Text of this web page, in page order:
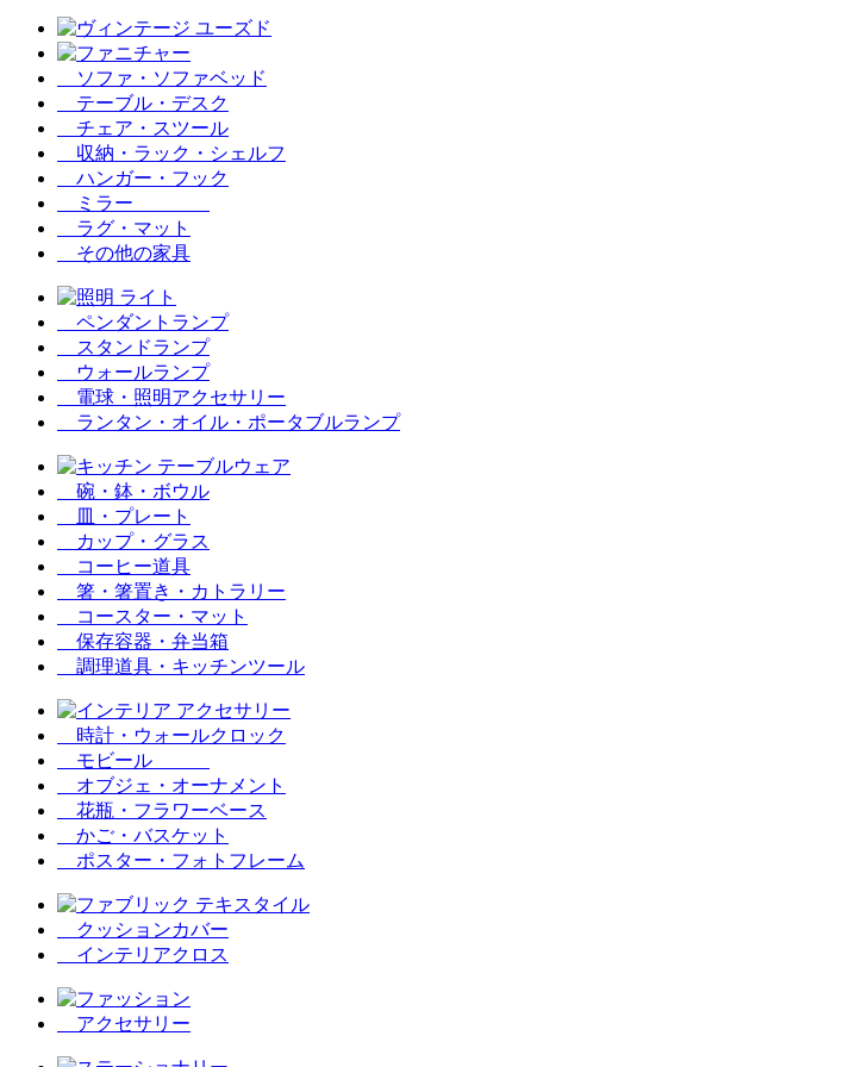
ソファ・ソファベッド
テーブル・デスク
チェア・スツール
収納・ラック・シェルフ
ハンガー・フック
ミラー
ラグ・マット
その他の家具
ペンダントランプ
スタンドランプ
ウォールランプ
電球・照明アクセサリー
ランタン・オイル・ポータブルランプ
碗・鉢・ボウル
皿・プレート
カップ・グラス
コーヒー道具
箸・箸置き・カトラリー
コースター・マット
保存容器・弁当箱
調理道具・キッチンツール
時計・ウォールクロック
モビール
オブジェ・オーナメント
花瓶・フラワーベース
かご・バスケット
ポスター・フォトフレーム
クッションカバー
インテリアクロス
アクセサリー